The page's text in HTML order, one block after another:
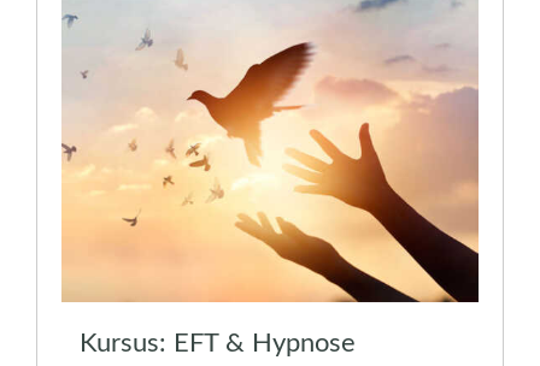
kan
vælges
varesiden
Kursus: EFT & Hypnose